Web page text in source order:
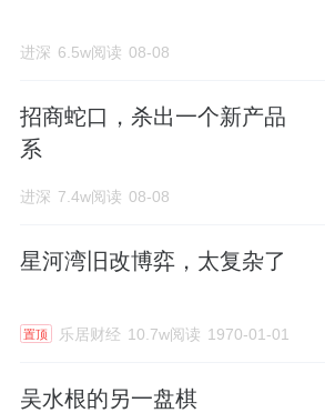
进深 6.5w阅读 08-08
招商蛇口，杀出一个新产品
系
进深 7.4w阅读 08-08
星河湾旧改博弈，太复杂了
置顶 乐居财经 10.7w阅读 1970-01-01
吴水根的另一盘棋